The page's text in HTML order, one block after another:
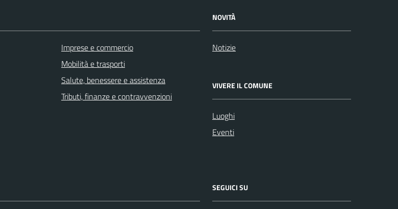
Imprese e commercio
Mobilità e trasporti
Salute, benessere e assistenza
Tributi, finanze e contravvenzioni
NOVITÀ
Notizie
VIVERE IL COMUNE
Luoghi
Eventi
SEGUICI SU